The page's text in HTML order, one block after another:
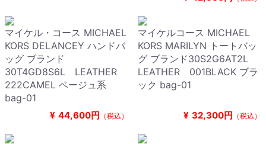
マイケル・コース MICHAEL
KORS DELANCEY ハンドバ
ッグ ブランド
30T4GD8S6L LEATHER
222CAMEL ベージュ系
bag-01
¥ 44,600円 （税込）
マイケルコース MICHAEL
KORS MARILYN トートバッ
グ ブランド30S2G6AT2L
LEATHER 001BLACK ブラ
ック bag-01
¥ 32,300円 （税込）